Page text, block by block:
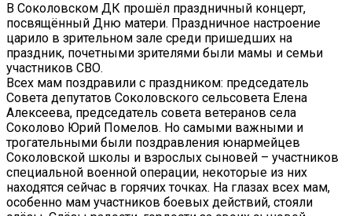
В Соколовском ДК прошёл праздничный концерт,
посвящённый Дню матери. Праздничное настроение
царило в зрительном зале среди пришедших на
праздник, почетными зрителями были мамы и семьи
участников СВО.
Всех мам поздравили с праздником: председатель
Совета депутатов Соколовского сельсовета Елена
Алексеева, председатель совета ветеранов села
Соколово Юрий Помелов. Но самыми важными и
трогательными были поздравления юнармейцев
Соколовской школы и взрослых сыновей – участников
специальной военной операции, некоторые из них
находятся сейчас в горячих точках. На глазах всех мам,
особенно мам участников боевых действий, стояли